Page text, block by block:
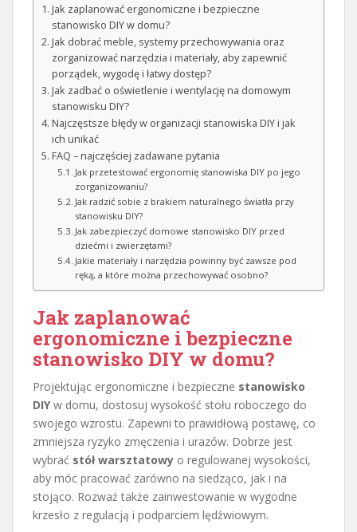
Jak zaplanować ergonomiczne i bezpieczne
stanowisko DIY w domu?
Jak dobrać meble, systemy przechowywania oraz
zorganizować narzędzia i materiały, aby zapewnić
porządek, wygodę i łatwy dostęp?
Jak zadbać o oświetlenie i wentylację na domowym
stanowisku DIY?
Najczęstsze błędy w organizacji stanowiska DIY i jak
ich unikać
FAQ – najczęściej zadawane pytania
Jak przetestować ergonomię stanowiska DIY po jego
zorganizowaniu?
Jak radzić sobie z brakiem naturalnego światła przy
stanowisku DIY?
Jak zabezpieczyć domowe stanowisko DIY przed
dziećmi i zwierzętami?
Jakie materiały i narzędzia powinny być zawsze pod
ręką, a które można przechowywać osobno?
Jak zaplanować
ergonomiczne i bezpieczne
stanowisko DIY w domu?
Projektując ergonomiczne i bezpieczne stanowisko
DIYw domu, dostosuj wysokość stołu roboczego do
swojego wzrostu. Zapewni to prawidłową postawę, co
zmniejsza ryzyko zmęczenia i urazów. Dobrze jest
wybrać stół warsztatowy o regulowanej wysokości,
aby móc pracować zarówno na siedząco, jak i na
stojąco. Rozważ także zainwestowanie w wygodne
krzesło z regulacją i podparciem lędźwiowym.